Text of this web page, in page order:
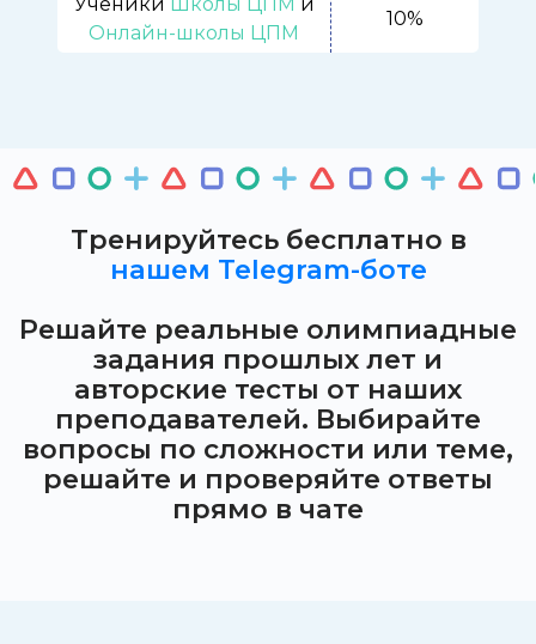
Онлайн-школы ЦПМ
10%
Тренируйтесь бесплатно в
нашем Telegram-боте
Решайте реальные олимпиадные
задания прошлых лет и
авторские тесты от наших
преподавателей. Выбирайте
вопросы по сложности или теме,
решайте и проверяйте ответы
прямо в чате